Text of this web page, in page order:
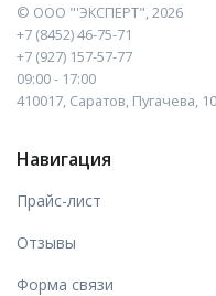
© ООО "'ЭКСПЕРТ", 2026
+7 (8452) 46-75-71
+7 (927) 157-57-77
09:00 - 17:00
410017, Саратов, Пугачева,
Навигация
Прайс-лист
Отзывы
Форма связи